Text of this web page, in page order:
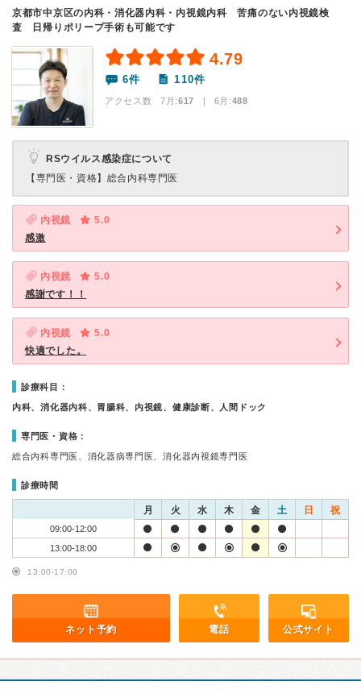
京都市中京区の内科・消化器内科・内視鏡内科 苦痛のない内視鏡検
査 日帰りポリープ手術も可能です
4.79
6件 110件
アクセス数 7月:617 | 6月:488
RSウイルス感染症について
【専門医・資格】 総合内科専門医
内視鏡
5.0
感激
内視鏡
5.0
感謝です！！
内視鏡
5.0
快適でした。
診療科目：
内科、消化器内科、胃腸科、内視鏡、健康診断、人間ドック
専門医・資格：
総合内科専門医、消化器病専門医、消化器内視鏡専門医
診療時間
月 火 水 木 金 土 日 祝
09:00-12:00
13:00-18:00
13:00-17:00
ネット予約 電話 公式サイト